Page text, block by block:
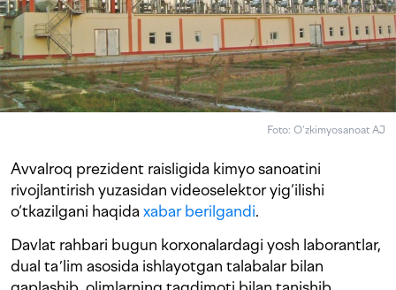
Foto: O‘zkimyosanoat AJ
Avvalroq prezident raisligida kimyo sanoatini
rivojlantirish yuzasidan videoselektor yig‘ilishi
o‘tkazilgani haqida xabar berilgandi.
Davlat rahbari bugun korxonalardagi yosh laborantlar,
dual taʼlim asosida ishlayotgan talabalar bilan